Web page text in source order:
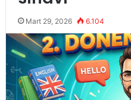
Mart 29, 2026 6.104